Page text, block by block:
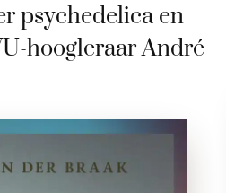
psychedelica en
hoogleraar André